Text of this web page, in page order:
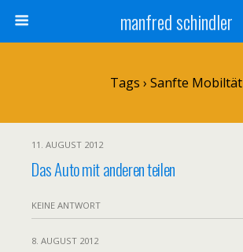
manfred schindler
Tags › Sanfte Mobiltät
11. AUGUST 2012
Das Auto mit anderen teilen
KEINE ANTWORT
8. AUGUST 2012